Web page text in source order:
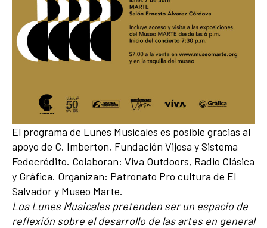
El programa de Lunes Musicales es posible gracias al
apoyo de C. Imberton, Fundación Vijosa y Sistema
Fedecrédito. Colaboran: Viva Outdoors, Radio Clásica
y Gráfica. Organizan: Patronato Pro cultura de El
Salvador y Museo Marte.
Los Lunes Musicales pretenden ser un espacio de
reflexión sobre el desarrollo de las artes en general